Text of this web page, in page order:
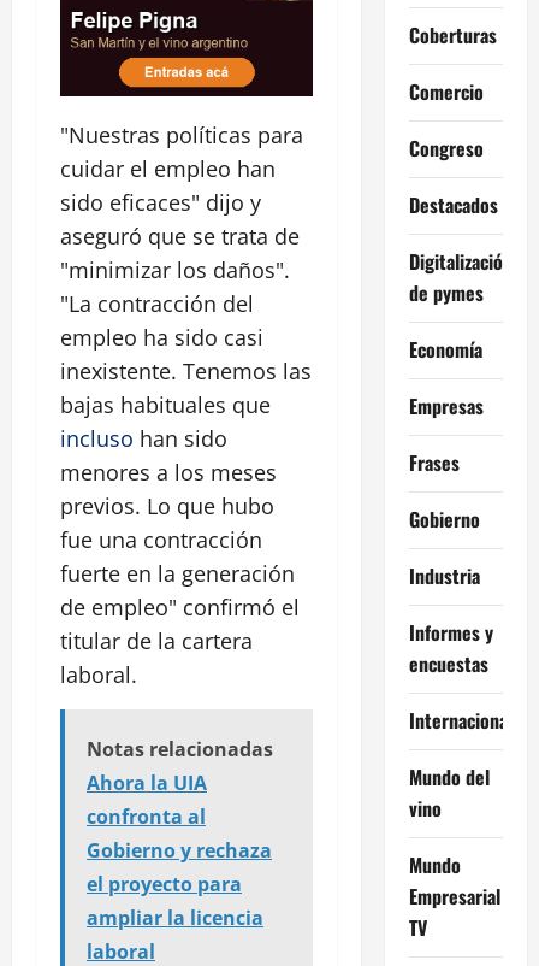
"Nuestras políticas para
cuidar el empleo han
sido eficaces" dijo y
aseguró que se trata de
"minimizar los daños".
"La contracción del
empleo ha sido casi
inexistente. Tenemos las
bajas habituales que
incluso han sido
menores a los meses
previos. Lo que hubo
fue una contracción
fuerte en la generación
de empleo" confirmó el
titular de la cartera
laboral.
Notas relacionadas
Ahora la UIA
confronta al
Gobierno y rechaza
el proyecto para
ampliar la licencia
laboral
Coberturas
Comercio
Congreso
Destacados
Digitalización
de pymes
Economía
Empresas
Frases
Gobierno
Industria
Informes y
encuestas
Internacional
Mundo del
vino
Mundo
Empresarial
TV